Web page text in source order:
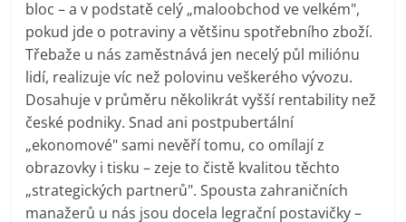
bloc – a v podstatě celý „maloobchod ve velkém",
pokud jde o potraviny a většinu spotřebního zboží.
Třebaže u nás zaměstnává jen necelý půl miliónu
lidí, realizuje víc než polovinu veškerého vývozu.
Dosahuje v průměru několikrát vyšší rentability než
české podniky. Snad ani postpubertální
„ekonomové" sami nevěří tomu, co omílají z
obrazovky i tisku – zeje to čistě kvalitou těchto
„strategických partnerů". Spousta zahraničních
manažerů u nás jsou docela legrační postavičky –